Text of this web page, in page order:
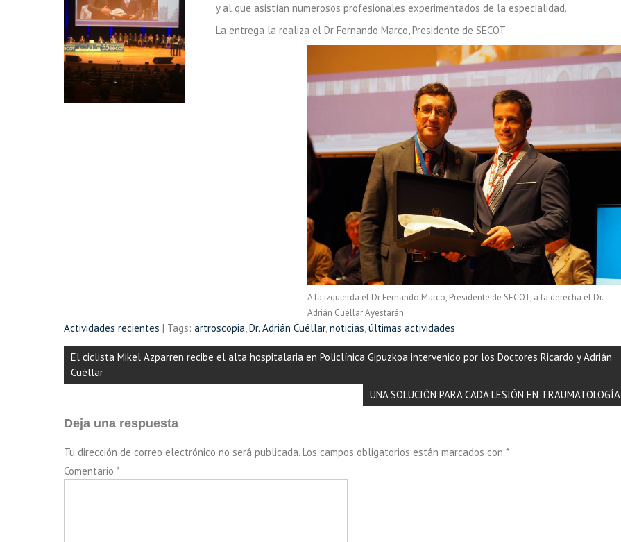
y al que asistían numerosos profesionales experimentados de la especialidad.
La entrega la realiza el Dr Fernando Marco, Presidente de SECOT
A la izquierda el Dr Fernando Marco, Presidente de SECOT, a la derecha el Dr.
Adrián Cuéllar Ayestarán
Actividades recientes | Tags: artroscopia Dr. Adrián Cuéllar, noticias últimas actividades
Navegación
de
El ciclista Mikel Azparren recibe el alta hospitalaria en Policlínica Gipuzkoa intervenido por los Doctores Ricardo y Adrián
Cuéllar
UNA SOLUCIÓN PARA CADA LESIÓN EN TRAUMATOLOGÍA
Deja una respuesta
Tu dirección de correo electrónico no será publicada. Los campos obligatorios están marcados con *
Comentario *